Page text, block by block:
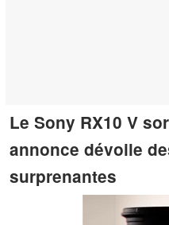
Le Sony RX10 V
annonce dévoile
surprenantes